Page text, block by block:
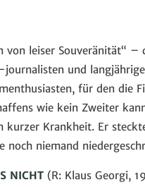
von leiser Souveränität“ –
und
für den
wie kein Zweiter
kurzer Krankheit. Er
noch niemand
NICHT (R: Klaus Georgi,